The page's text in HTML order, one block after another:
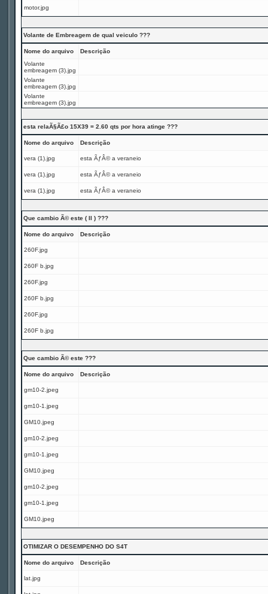
motor.jpg
Volante de Embreagem de qual veiculo ???
Nome do arquivo
Descrição
Volante
embreagem (3).jpg
Volante
embreagem (3).jpg
Volante
embreagem (3).jpg
esta relaÃ§Ã£o 15X39 = 2.60 qts por hora atinge ???
Nome do arquivo Descrição
vera (1).jpg esta ÃƒÂ© a veraneio
vera (1).jpg esta ÃƒÂ© a veraneio
vera (1).jpg esta ÃƒÂ© a veraneio
Que cambio Ã© este ( II ) ???
Nome do arquivo Descrição
260F.jpg
260F b.jpg
260F.jpg
260F b.jpg
260F.jpg
260F b.jpg
Que cambio Ã© este ???
Nome do arquivo Descrição
gm10-2.jpeg
gm10-1.jpeg
GM10.jpeg
gm10-2.jpeg
gm10-1.jpeg
GM10.jpeg
gm10-2.jpeg
gm10-1.jpeg
GM10.jpeg
OTIMIZAR O DESEMPENHO DO S4T
Nome do arquivo Descrição
lat.jpg